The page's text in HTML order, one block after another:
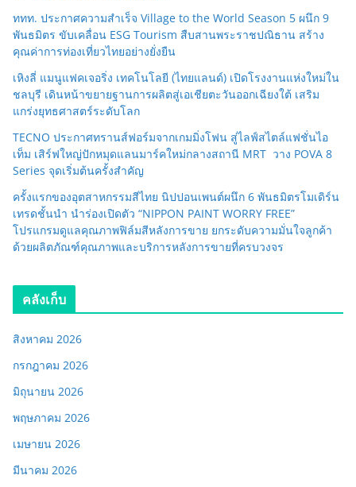
ททท. ประกาศความสำเร็จ Village to the World Season 5 ผนึก 9
พันธมิตร ขับเคลื่อน ESG Tourism สืบสานพระราชปณิธาน สร้าง
คุณค่าการท่องเที่ยวไทยอย่างยั่งยืน
เหิงลี่ แมนูแฟคเจอริ่ง เทคโนโลยี (ไทยแลนด์) เปิดโรงงานแห่งใหม่ใน
ชลบุรี เดินหน้าขยายฐานการผลิตสู่เอเชียตะวันออกเฉียงใต้ เสริม
แกร่งยุทธศาสตร์ระดับโลก
TECNO ประกาศทรานส์ฟอร์มจากเกมมิ่งโฟน สู่ไลฟ์สไตล์แฟชั่นไอ
เท็ม เสิร์ฟใหญ่ปักหมุดแลนมาร์คใหม่กลางสถานี MRT วาง POVA 8
Series จุดเริ่มต้นครั้งสำคัญ
ครั้งแรกของอุตสาหกรรมสีไทย นิปปอนเพนต์ผนึก 6 พันธมิตรโมเดิร์น
เทรดชั้นนำ นำร่องเปิดตัว “NIPPON PAINT WORRY FREE”
โปรแกรมดูแลคุณภาพฟิล์มสีหลังการขาย ยกระดับความมั่นใจลูกค้า
ด้วยผลิตภัณฑ์คุณภาพและบริการหลังการขายที่ครบวงจร
คลังเก็บ
สิงหาคม 2026
กรกฎาคม 2026
มิถุนายน 2026
พฤษภาคม 2026
เมษายน 2026
มีนาคม 2026